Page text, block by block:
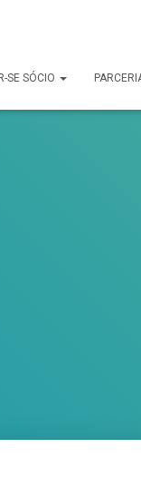
SE SÓCIO